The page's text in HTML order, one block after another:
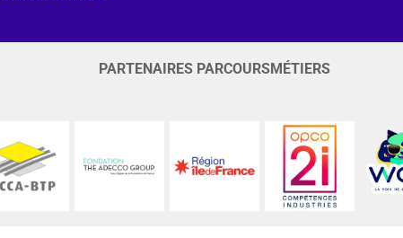
PARTENAIRES PARCOURSMÉTIERS